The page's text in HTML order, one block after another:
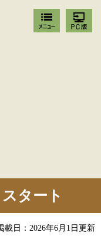
タート
日：2026年6月1日更新